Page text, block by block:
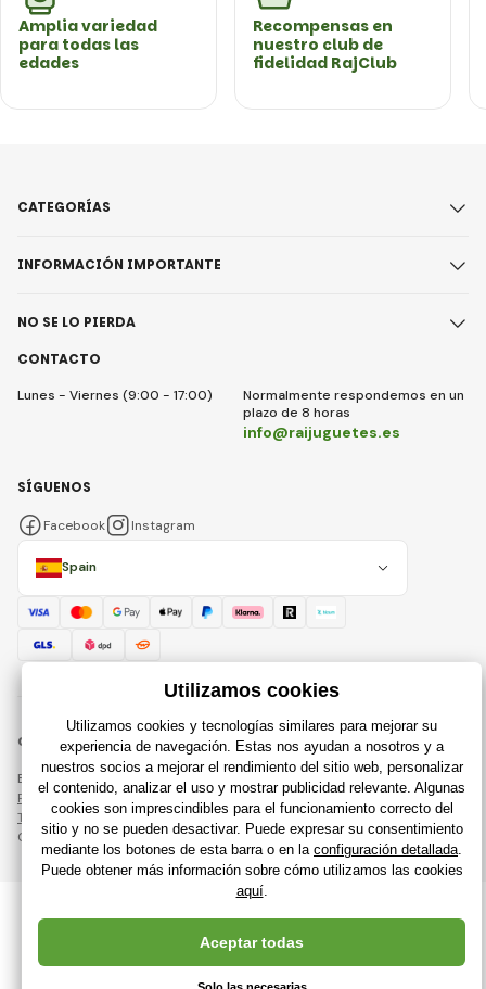
Amplia variedad
para todas las
edades
Recompensas en
nuestro club de
fidelidad RajClub
CONTACTO
Lunes - Viernes (9:00 - 17:00)
Normalmente respondemos en un
plazo de 8 horas
info@raijuguetes.es
CATEGORÍAS
INFORMACIÓN IMPORTANTE
NO SE LO PIERDA
Spain
SÍGUENOS
Facebook Instagram
© 2018 - 2026 Raijuguetes.es, Todos los derechos reservados
Esta página está protegida por reCAPTCHA y se aplican
Política de privacidadcompañías de Google y su
Términos y condiciones.
Creación de tiendas en línea eficientes desdeRIESENIA